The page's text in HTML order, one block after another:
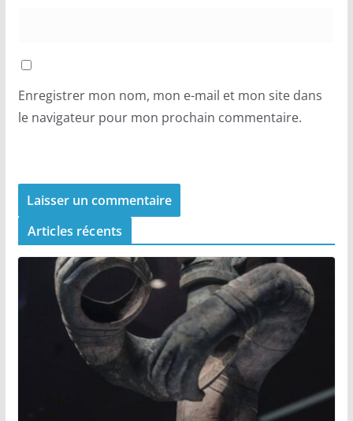
Enregistrer mon nom, mon e-mail et mon site dans
le navigateur pour mon prochain commentaire.
Articles récents